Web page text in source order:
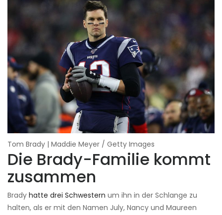
Tom Brady | Maddie Meyer / Getty Images
Die Brady-Familie kommt
zusammen
Brady hatte drei Schwestern um ihn in der Schlange zu
halten, als er mit den Namen July, Nancy und Maureen